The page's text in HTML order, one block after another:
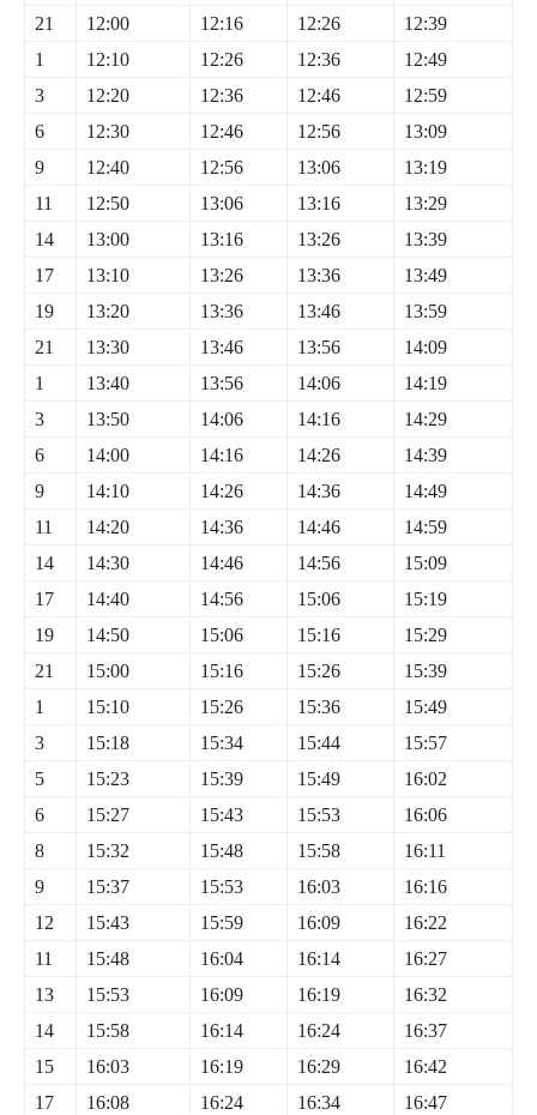
21
12:00 12:16 12:26
12:39
1
12:10 12:26 12:36
12:49
3
12:20 12:36 12:46
12:59
6
12:30 12:46 12:56
13:09
9
12:40 12:56 13:06
13:19
11
12:50 13:06 13:16
13:29
14
13:00 13:16 13:26
13:39
17
13:10 13:26 13:36
13:49
19
13:20 13:36 13:46
13:59
21
13:30 13:46 13:56
14:09
1
13:40 13:56 14:06
14:19
3
13:50 14:06 14:16
14:29
6
14:00 14:16 14:26
14:39
9
14:10 14:26 14:36
14:49
11
14:20 14:36 14:46
14:59
14
14:30 14:46 14:56
15:09
17
14:40 14:56 15:06
15:19
19
14:50 15:06 15:16
15:29
21
15:00 15:16 15:26
15:39
1
15:10 15:26 15:36
15:49
3
15:18 15:34 15:44
15:57
5
15:23 15:39 15:49
16:02
6
15:27 15:43 15:53
16:06
8
15:32 15:48 15:58
16:11
9
15:37 15:53 16:03
16:16
12
15:43 15:59 16:09
16:22
11
15:48 16:04 16:14
16:27
13
15:53 16:09 16:19
16:32
14
15:58 16:14 16:24
16:37
15
16:03 16:19 16:29
16:42
17
16:08 16:24 16:34
16:47